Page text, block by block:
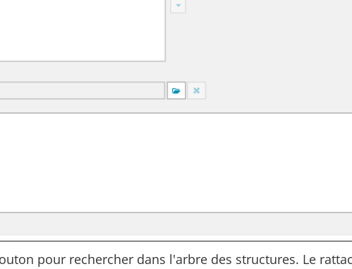
pour rechercher dans l'arbre des structures. Le